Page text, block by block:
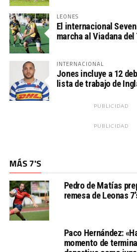
LEONES
El internacional
marcha al Viadana
INTERNACIONAL
Jones incluye a 12
lista de trabajo de
PUBLICIDAD
PUBLICIDAD
MÁS 7'S
Pedro de Matías
remesa de Leonas
Paco Hernández:
momento de